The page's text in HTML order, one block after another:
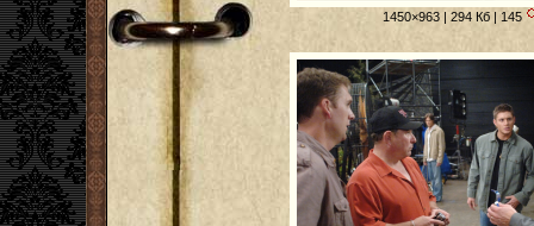
1450×963 | 294 Кб | 145